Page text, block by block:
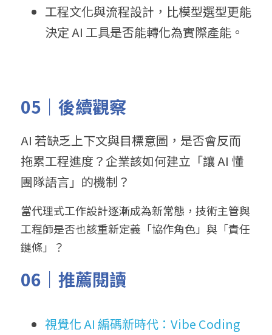
工程文化與流程設計，比模型選型更能
決定 AI 工具是否能轉化為實際產能。
05｜後續觀察
AI 若缺乏上下文與目標意圖，是否會反而
拖累工程進度？企業該如何建立「讓 AI 懂
團隊語言」的機制？
當代理式工作設計逐漸成為新常態，技術主管與
工程師是否也該重新定義「協作角色」與「責任
鏈條」？
06｜推薦閱讀
視覺化 AI 編碼新時代：Vibe Coding